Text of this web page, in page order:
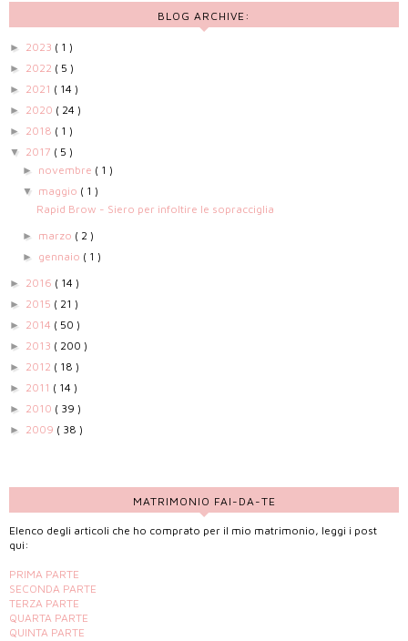
BLOG ARCHIVE:
► 2023 ( 1 )
► 2022 ( 5 )
► 2021 ( 14 )
► 2020 ( 24 )
► 2018 ( 1 )
▼ 2017 ( 5 )
► novembre ( 1 )
▼ maggio ( 1 )
Rapid Brow - Siero per infoltire le sopracciglia
► marzo ( 2 )
► gennaio ( 1 )
► 2016 ( 14 )
► 2015 ( 21 )
► 2014 ( 50 )
► 2013 ( 200 )
► 2012 ( 18 )
► 2011 ( 14 )
► 2010 ( 39 )
► 2009 ( 38 )
MATRIMONIO FAI-DA-TE
Elenco degli articoli che ho comprato per il mio matrimonio, leggi i post
qui:
PRIMA PARTE
SECONDA PARTE
TERZA PARTE
QUARTA PARTE
QUINTA PARTE